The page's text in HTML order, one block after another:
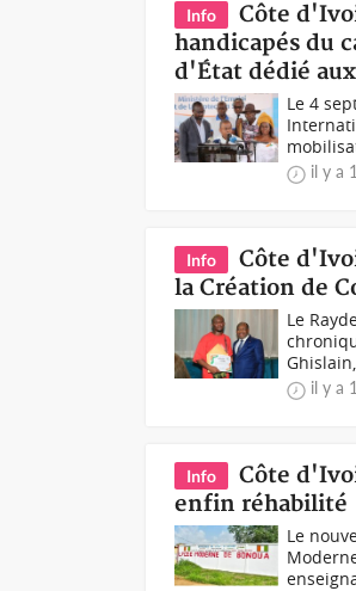
Info
Côte
handicapés du
d'État dédié
Le 4
il y a
Info
Côte
la Création de
Le
il y a
Info
Côte
enfin réhabilité
Le